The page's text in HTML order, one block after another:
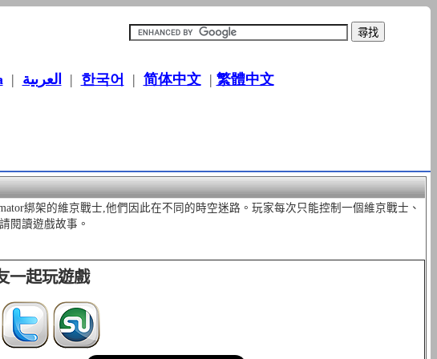
| العربية | 한국어 | 简体中文| 繁體中文
綁架的維京戰士,他們因此在不同的時空迷路。玩家每次只能控制一個維京戰士、
閱讀遊戲故事。
一起玩遊戲